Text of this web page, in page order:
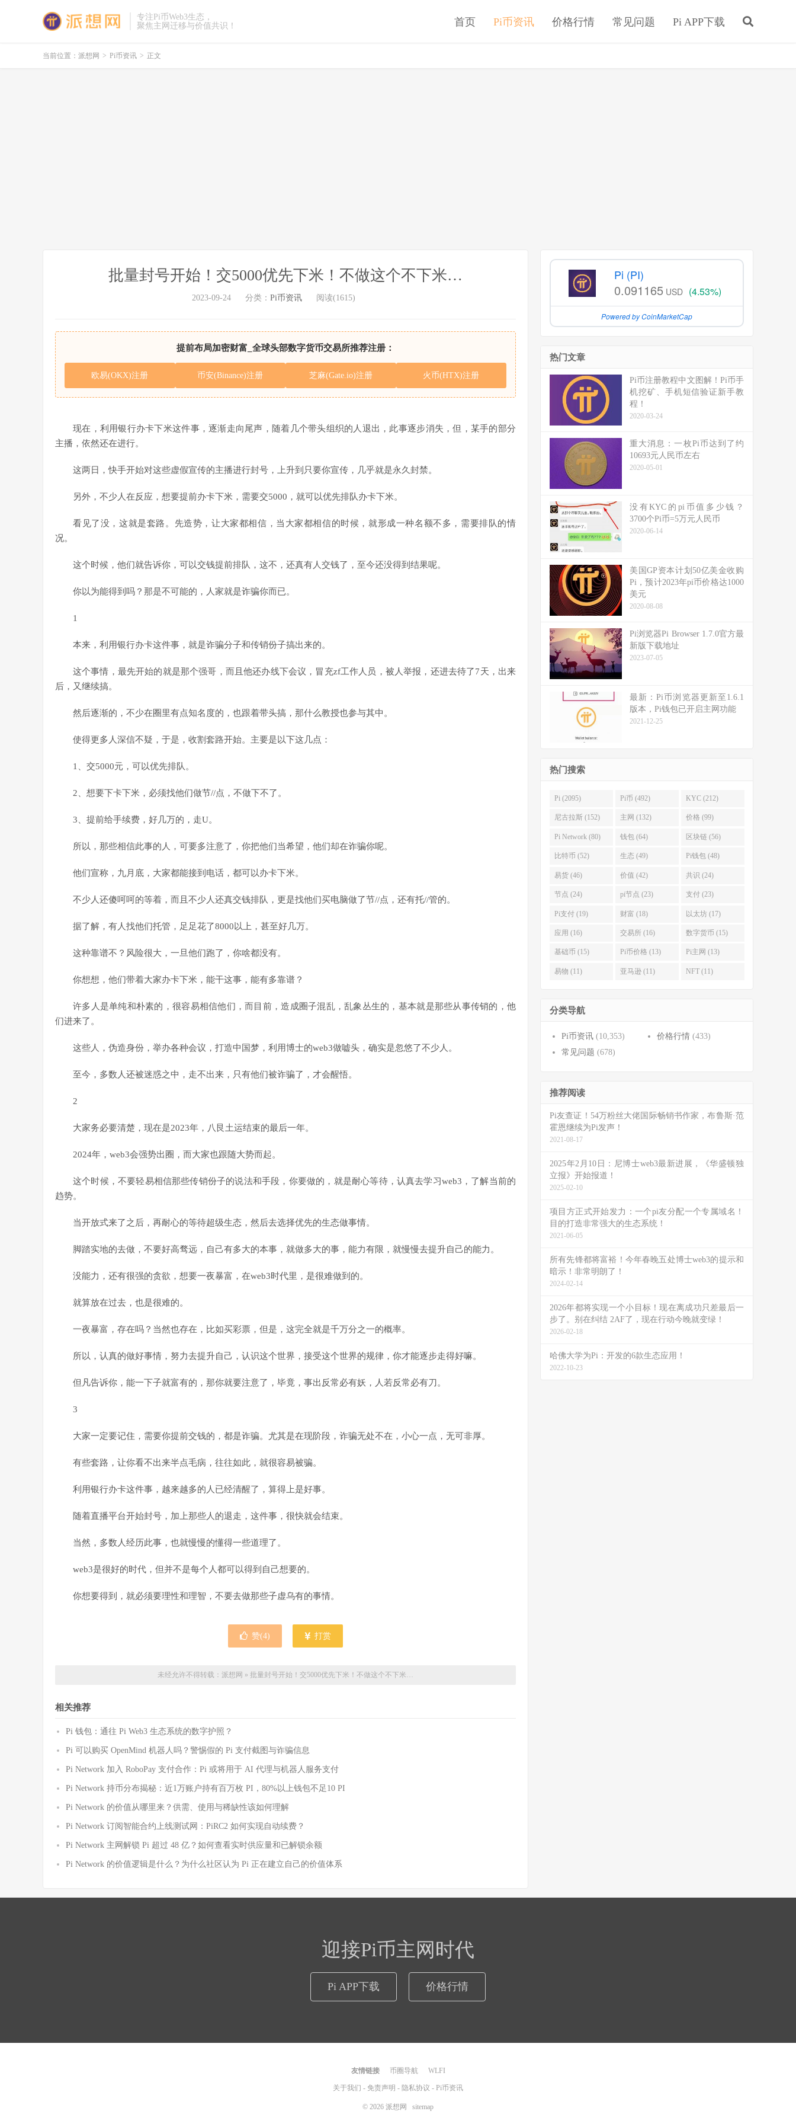
专注Pi币Web3生态，
聚焦主网迁移与价值共识！
首页 Pi币资讯 价格行情 常见问题 Pi APP下载
当前位置： 派想网 > Pi币资讯 > 正文
批量封号开始！交5000优先下米！不做这个不下米…
2023-09-24 分类： Pi币资讯 阅读(1615)
提前布局加密财富_全球头部数字货币交易所推荐注册：
欧易(OKX)注册 币安(Binance)注册 芝麻(Gate.io)注册 火币(HTX)注册
现在，利用银行办卡下米这件事，逐渐走向尾声，随着几个带头组织的人退出，此事逐步消失，但，某手的部分
主播，依然还在进行。
这两日，快手开始对这些虚假宣传的主播进行封号，上升到只要你宣传，几乎就是永久封禁。
另外，不少人在反应，想要提前办卡下米，需要交5000，就可以优先排队办卡下米。
看见了没，这就是套路。先造势，让大家都相信，当大家都相信的时候，就形成一种名额不多，需要排队的情
况。
这个时候，他们就告诉你，可以交钱提前排队，这不，还真有人交钱了，至今还没得到结果呢。
你以为能得到吗？那是不可能的，人家就是诈骗你而已。
1
本来，利用银行办卡这件事，就是诈骗分子和传销份子搞出来的。
这个事情，最先开始的就是那个强哥，而且他还办线下会议，冒充zf工作人员，被人举报，还进去待了7天，出来
后，又继续搞。
然后逐渐的，不少在圈里有点知名度的，也跟着带头搞，那什么教授也参与其中。
使得更多人深信不疑，于是，收割套路开始。主要是以下这几点：
1、交5000元，可以优先排队。
2、想要下卡下米，必须找他们做节//点，不做下不了。
3、提前给手续费，好几万的，走U。
所以，那些相信此事的人，可要多注意了，你把他们当希望，他们却在诈骗你呢。
他们宣称，九月底，大家都能接到电话，都可以办卡下米。
不少人还傻呵呵的等着，而且不少人还真交钱排队，更是找他们买电脑做了节//点，还有托//管的。
据了解，有人找他们托管，足足花了8000以上，甚至好几万。
这种靠谱不？风险很大，一旦他们跑了，你啥都没有。
你想想，他们带着大家办卡下米，能干这事，能有多靠谱？
许多人是单纯和朴素的，很容易相信他们，而目前，造成圈子混乱，乱象丛生的，基本就是那些从事传销的，他
们进来了。
这些人，伪造身份，举办各种会议，打造中国梦，利用博士的web3做嘘头，确实是忽悠了不少人。
至今，多数人还被迷惑之中，走不出来，只有他们被诈骗了，才会醒悟。
2
大家务必要清楚，现在是2023年，八艮土运结束的最后一年。
2024年，web3会强势出圈，而大家也跟随大势而起。
这个时候，不要轻易相信那些传销份子的说法和手段，你要做的，就是耐心等待，认真去学习web3，了解当前的
趋势。
当开放式来了之后，再耐心的等待超级生态，然后去选择优先的生态做事情。
脚踏实地的去做，不要好高骛远，自己有多大的本事，就做多大的事，能力有限，就慢慢去提升自己的能力。
没能力，还有很强的贪欲，想要一夜暴富，在web3时代里，是很难做到的。
就算放在过去，也是很难的。
一夜暴富，存在吗？当然也存在，比如买彩票，但是，这完全就是千万分之一的概率。
所以，认真的做好事情，努力去提升自己，认识这个世界，接受这个世界的规律，你才能逐步走得好嘛。
但凡告诉你，能一下子就富有的，那你就要注意了，毕竟，事出反常必有妖，人若反常必有刀。
3
大家一定要记住，需要你提前交钱的，都是诈骗。尤其是在现阶段，诈骗无处不在，小心一点，无可非厚。
有些套路，让你看不出来半点毛病，往往如此，就很容易被骗。
利用银行办卡这件事，越来越多的人已经清醒了，算得上是好事。
随着直播平台开始封号，加上那些人的退走，这件事，很快就会结束。
当然，多数人经历此事，也就慢慢的懂得一些道理了。
web3是很好的时代，但并不是每个人都可以得到自己想要的。
你想要得到，就必须要理性和理智，不要去做那些子虚乌有的事情。
赞(4) 打赏
未经允许不得转载： 派想网 » 批量封号开始！交5000优先下米！不做这个不下米…
相关推荐
Pi 钱包：通往 Pi Web3 生态系统的数字护照？
Pi 可以购买 OpenMind 机器人吗？警惕假的 Pi 支付截图与诈骗信息
Pi Network 加入 RoboPay 支付合作：Pi 或将用于 AI 代理与机器人服务支付
Pi Network 持币分布揭秘：近1万账户持有百万枚 PI，80%以上钱包不足10 PI
Pi Network 的价值从哪里来？供需、使用与稀缺性该如何理解
Pi Network 订阅智能合约上线测试网：PiRC2 如何实现自动续费？
Pi Network 主网解锁 Pi 超过 48 亿？如何查看实时供应量和已解锁余额
Pi Network 的价值逻辑是什么？为什么社区认为 Pi 正在建立自己的价值体系
Pi (PI)
0.091165 USD (4.53%)
Powered by CoinMarketCap
热门文章
Pi币注册教程中文图解！Pi币手
机挖矿、手机短信验证新手教
程！
2020-03-24
重大消息：一枚Pi币达到了约
10693元人民币左右
2020-05-01
没有KYC的pi币值多少钱？
3700个Pi币=5万元人民币
2020-06-14
美国GP资本计划50亿美金收购
Pi，预计2023年pi币价格达1000
美元
2020-08-08
Pi浏览器Pi Browser 1.7.0官方最
新版下载地址
2023-07-05
最新：Pi币浏览器更新至1.6.1
版本，Pi钱包已开启主网功能
2021-12-25
热门搜索
Pi (2095) Pi币 (492) KYC (212)
尼古拉斯 (152) 主网 (132) 价格 (99)
Pi Network (80) 钱包 (64) 区块链 (56)
比特币 (52) 生态 (49) Pi钱包 (48)
易货 (46) 价值 (42) 共识 (24)
节点 (24) pi节点 (23) 支付 (23)
Pi支付 (19) 财富 (18) 以太坊 (17)
应用 (16) 交易所 (16) 数字货币 (15)
基础币 (15) Pi币价格 (13) Pi主网 (13)
易物 (11) 亚马逊 (11) NFT (11)
分类导航
Pi币资讯 (10,353) 价格行情 (433)
常见问题 (678)
推荐阅读
Pi友查证！54万粉丝大佬国际畅销书作家，布鲁斯·范
霍恩继续为Pi发声！
2021-08-17
2025年2月10日：尼博士web3最新进展，《华盛顿独
立报》开始报道！
2025-02-10
项目方正式开始发力：一个pi友分配一个专属域名！
目的打造非常强大的生态系统！
2021-06-05
所有先锋都将富裕！今年春晚五处博士web3的提示和
暗示！非常明朗了！
2024-02-14
2026年都将实现一个小目标！现在离成功只差最后一
步了。别在纠结 2AF了，现在行动今晚就变绿！
2026-02-18
哈佛大学为Pi：开发的6款生态应用！
2022-10-23
迎接Pi币主网时代
Pi APP下载 价格行情
友情链接 币圈导航 WLFI
关于我们 - 免责声明 - 隐私协议 - Pi币资讯
© 2026 派想网 sitemap